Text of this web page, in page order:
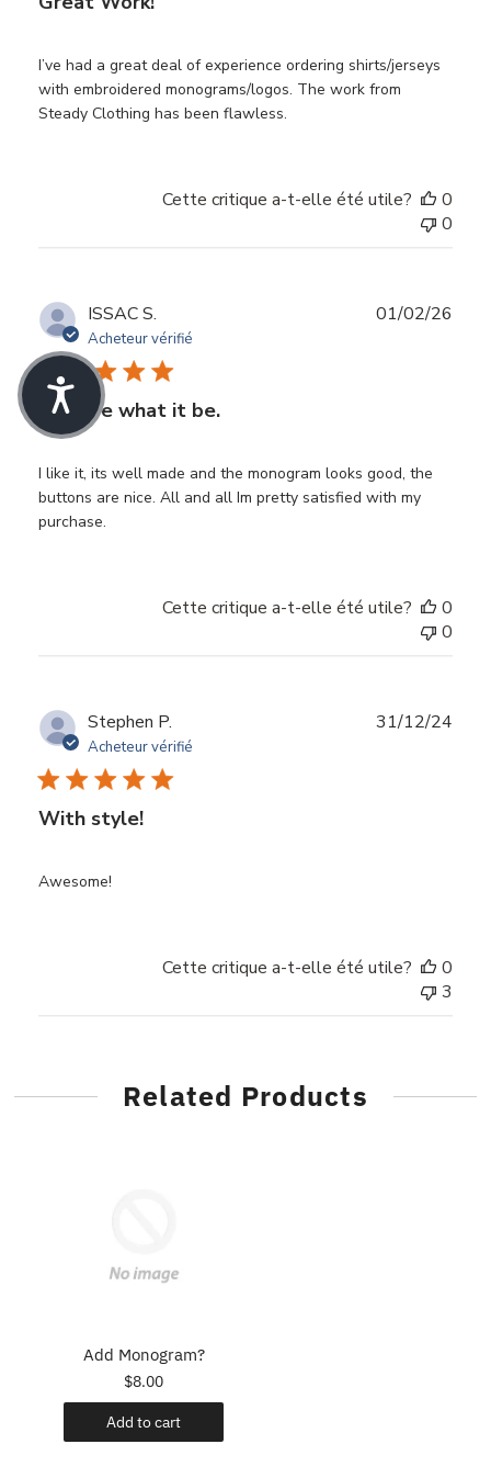
I’ve had a great deal of experience ordering shirts/jerseys
with embroidered monograms/logos. The work from
Steady Clothing has been flawless.
Cette critique a-t-elle été utile?
0
0
ISSAC S.
Acheteur vérifié
It do be what it be.
I like it, its well made and the monogram looks good, the
buttons are nice. All and all Im pretty satisfied with my
purchase.
01/02/26
Cette critique a-t-elle été utile?
0
0
Stephen P.
Acheteur vérifié
With style!
Awesome!
31/12/24
Cette critique a-t-elle été utile?
0
3
Related Products
Add Monogram?
$8.00
Add to cart